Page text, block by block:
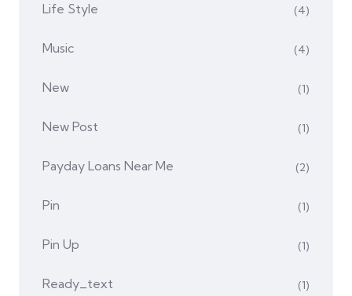
Life Style (4)
Music (4)
New (1)
New Post (1)
Payday Loans Near Me (2)
Pin (1)
Pin Up (1)
Ready_text (1)